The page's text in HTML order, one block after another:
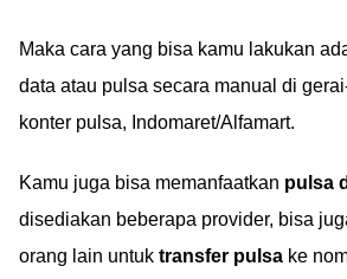
Maka cara yang bisa kamu lakukan
data atau pulsa secara manual di
konter pulsa, Indomaret/Alfamart.
Kamu juga bisa memanfaatkan pulsa
disediakan beberapa provider, bisa
orang lain untuk transfer pulsa ke